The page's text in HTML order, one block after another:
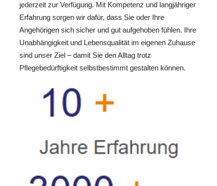
jederzeit zur Verfügung. Mit Kompetenz und langjähriger
Erfahrung sorgen wir dafür, dass Sie oder Ihre
Angehörigen sich sicher und gut aufgehoben fühlen. Ihre
Unabhängigkeit und Lebensqualität im eigenen Zuhause
sind unser Ziel – damit Sie den Alltag trotz
Pflegebedürftigkeit selbstbestimmt gestalten können.